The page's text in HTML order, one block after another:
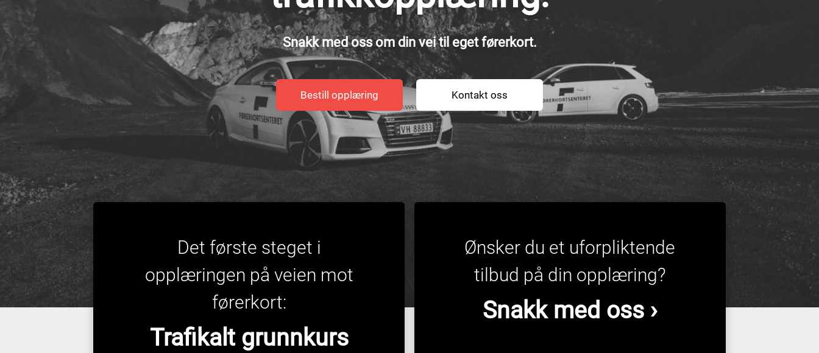
Snakk med oss om din vei til eget førerkort.
Bestill opplæring Kontakt oss
Det første steget i
opplæringen på veien mot
førerkort:
Trafikalt grunnkurs
Ønsker du et uforpliktende
tilbud på din opplæring?
Snakk med oss ›